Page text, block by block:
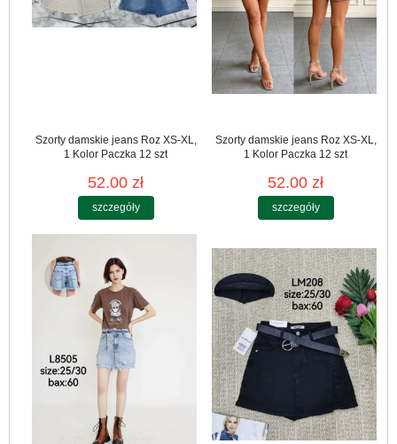
Szorty damskie jeans Roz XS-XL,
1 Kolor Paczka 12 szt
52.00 zł
szczegóły
Szorty damskie jeans Roz XS-XL,
1 Kolor Paczka 12 szt
52.00 zł
szczegóły